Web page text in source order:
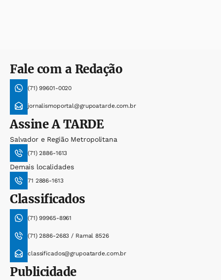
Fale com a Redação
(71) 99601-0020
jornalismoportal@grupoatarde.com.br
AssineA TARDE
Salvador e Região Metropolitana
(71) 2886-1613
Demais localidades
71 2886-1613
Classificados
(71) 99965-8961
(71) 2886-2683 / Ramal 8526
classificados@grupoatarde.com.br
Publicidade